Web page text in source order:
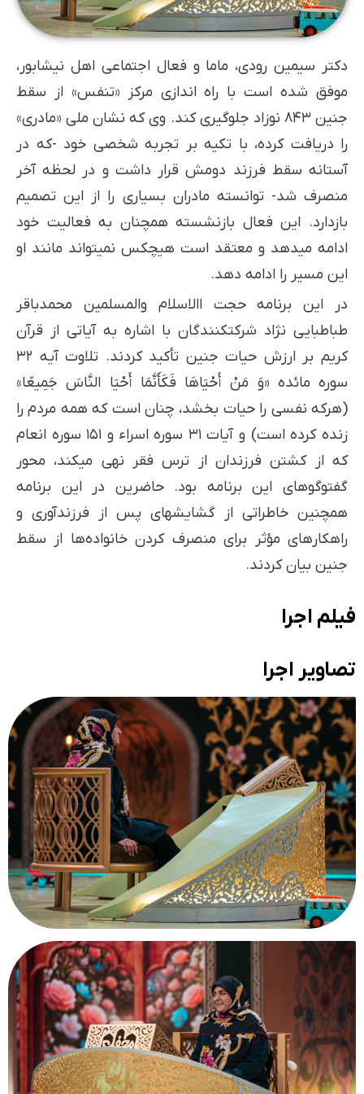
دکتر سیمین رودی، ماما و فعال اجتماعی اهل نیشابور،
موفق شده است با راه اندازی مرکز «تنفس» از سقط
جنین ۸۴۳ نوزاد جلوگیری کند. وی که نشان ملی «مادری»
را دریافت کرده، با تکیه بر تجربه شخصی خود -که در
آستانه سقط فرزند دومش قرار داشت و در لحظه آخر
منصرف شد- توانسته مادران بسیاری را از این تصمیم
بازدارد. این فعال بازنشسته همچنان به فعالیت خود
ادامه میدهد و معتقد است هیچکس نمیتواند مانند او
این مسیر را ادامه دهد.
در این برنامه حجت االاسلام والمسلمین محمدباقر
طباطبایی نژاد شرکتکنندگان با اشاره به آیاتی از قرآن
کریم بر ارزش حیات جنین تأکید کردند. تلاوت آیه ۳۲
سوره مائده «وَ مَنْ أَحْیَاهَا فَکَأَنَّمَا أَحْیَا النَّاسَ جَمِیعًا»
(هرکه نفسی را حیات بخشد، چنان است که همه مردم را
زنده کرده است) و آیات ۳۱ سوره اسراء و ۱۵۱ سوره انعام
که از کشتن فرزندان از ترس فقر نهی میکند، محور
گفتوگوهای این برنامه بود. حاضرین در این برنامه
همچنین خاطراتی از گشایشهای پس از فرزندآوری و
راهکارهای مؤثر برای منصرف کردن خانواده‌ها از سقط
جنین بیان کردند.
فیلم اجرا
تصاویر اجرا